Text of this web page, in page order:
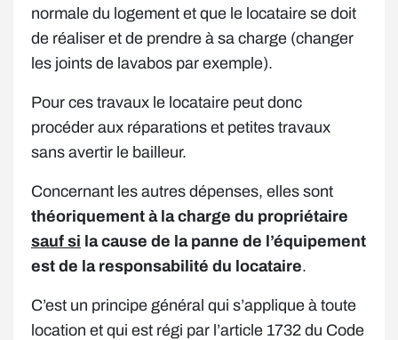
normale du logement et que le locataire se doit
de réaliser et de prendre à sa charge (changer
les joints de lavabos par exemple).
Pour ces travaux le locataire peut donc
procéder aux réparations et petites travaux
sans avertir le bailleur.
Concernant les autres dépenses, elles sont
théoriquement à la charge du propriétaire
sauf si la cause de la panne de l’équipement
est de la responsabilité du locataire.
C’est un principe général qui s’applique à toute
location et qui est régi par l’article 1732 du Code